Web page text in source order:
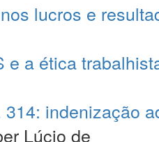
lucros e
e a ética
314: indenização
Lúcio de